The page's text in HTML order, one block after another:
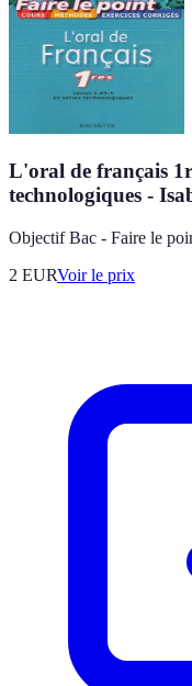
L'oral de français
technologiques -
Objectif Bac - Faire le
2 EURVoir le prix